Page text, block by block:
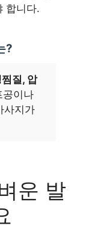
합니다.
?
질, 압
공이나
사지가
운 발